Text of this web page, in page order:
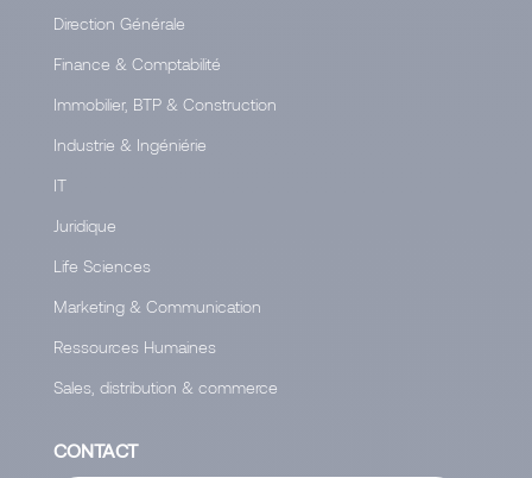
Direction Générale
Finance & Comptabilité
Immobilier, BTP & Construction
Industrie & Ingéniérie
IT
Juridique
Life Sciences
Marketing & Communication
Ressources Humaines
Sales, distribution & commerce
CONTACT